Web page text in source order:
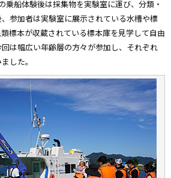
乗船体験後は採集物を実験室に運び、分類・
参加者は実験室に展示されている水槽や標
標本が収蔵されている標本庫を見学して自由
は幅広い年齢層の方々が参加し、それぞれ
した。